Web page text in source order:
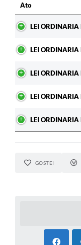
Ato
LEI ORDINARIA
LEI ORDINARIA
LEI ORDINARIA
LEI ORDINARIA
LEI ORDINARIA
GOSTEI